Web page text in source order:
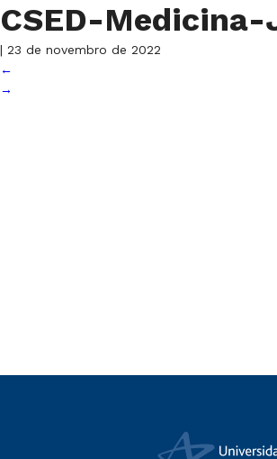
CSED-Medicina-
| 23 de novembro de 2022
←
→